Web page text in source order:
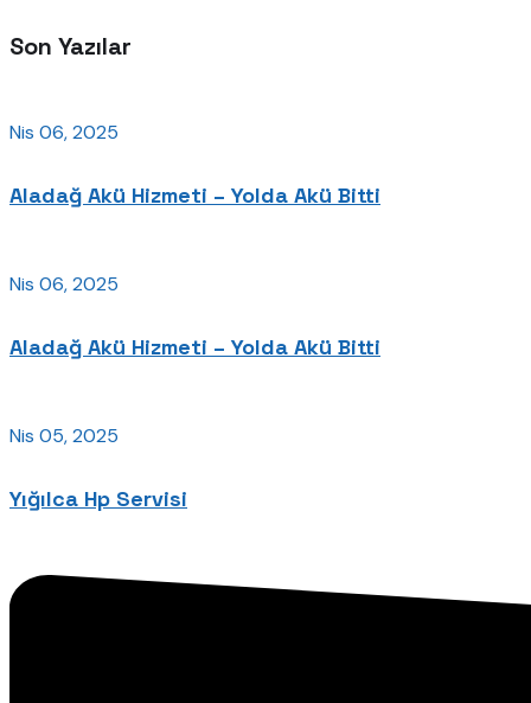
Son Yazılar
Nis 06, 2025
Aladağ Akü Hizmeti – Yolda Akü Bitti
Nis 06, 2025
Aladağ Akü Hizmeti – Yolda Akü Bitti
Nis 05, 2025
Yığılca Hp Servisi